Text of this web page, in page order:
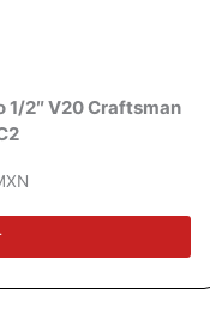
2″ V20 Craftsman